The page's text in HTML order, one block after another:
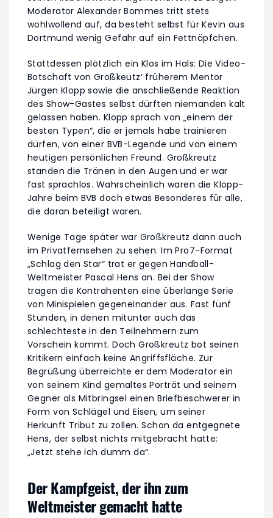
Moderator Alexander Bommes tritt stets
wohlwollend auf, da besteht selbst für Kevin aus
Dortmund wenig Gefahr auf ein Fettnäpfchen.
Stattdessen plötzlich ein Klos im Hals: Die Video-
Botschaft von Großkeutz‘ früherem Mentor
Jürgen Klopp sowie die anschließende Reaktion
des Show-Gastes selbst dürften niemanden kalt
gelassen haben. Klopp sprach von „einem der
besten Typen“, die er jemals habe trainieren
dürfen, von einer BVB-Legende und von einem
heutigen persönlichen Freund. Großkreutz
standen die Tränen in den Augen und er war
fast sprachlos. Wahrscheinlich waren die Klopp-
Jahre beim BVB doch etwas Besonderes für alle,
die daran beteiligt waren.
Wenige Tage später war Großkreutz dann auch
im Privatfernsehen zu sehen. Im Pro7-Format
„Schlag den Star“ trat er gegen Handball-
Weltmeister Pascal Hens an. Bei der Show
tragen die Kontrahenten eine überlange Serie
von Minispielen gegeneinander aus. Fast fünf
Stunden, in denen mitunter auch das
schlechteste in den Teilnehmern zum
Vorschein kommt. Doch Großkreutz bot seinen
Kritikern einfach keine Angriffsfläche. Zur
Begrüßung überreichte er dem Moderator ein
von seinem Kind gemaltes Porträt und seinem
Gegner als Mitbringsel einen Briefbeschwerer in
Form von Schlägel und Eisen, um seiner
Herkunft Tribut zu zollen. Schon da entgegnete
Hens, der selbst nichts mitgebracht hatte:
„Jetzt stehe ich dumm da“.
Der Kampfgeist, der ihn zum
Weltmeister gemacht hatte